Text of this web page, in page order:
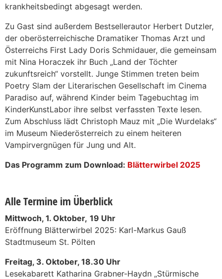
krankheitsbedingt abgesagt werden.
Zu Gast sind außerdem Bestsellerautor Herbert Dutzler,
der oberösterreichische Dramatiker Thomas Arzt und
Österreichs First Lady Doris Schmidauer, die gemeinsam
mit Nina Horaczek ihr Buch „Land der Töchter
zukunftsreich“ vorstellt. Junge Stimmen treten beim
Poetry Slam der Literarischen Gesellschaft im Cinema
Paradiso auf, während Kinder beim Tagebuchtag im
KinderKunstLabor ihre selbst verfassten Texte lesen.
Zum Abschluss lädt Christoph Mauz mit „Die Wurdelaks“
im Museum Niederösterreich zu einem heiteren
Vampirvergnügen für Jung und Alt.
Das Programm zum Download: Blätterwirbel 2025
Alle Termine im Überblick
Mittwoch, 1. Oktober, 19 Uhr
Eröffnung Blätterwirbel 2025: Karl-Markus Gauß
Stadtmuseum St. Pölten
Freitag, 3. Oktober, 18.30 Uhr
Lesekabarett Katharina Grabner-Haydn „Stürmische